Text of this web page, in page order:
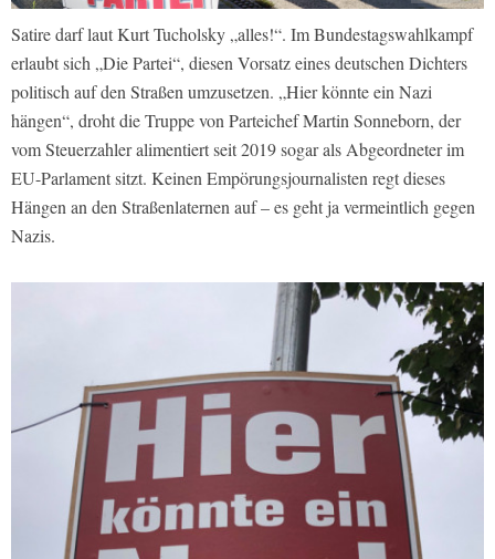
Satire darf laut Kurt Tucholsky „alles!“. Im Bundestagswahlkampf
erlaubt sich „Die Partei“, diesen Vorsatz eines deutschen Dichters
politisch auf den Straßen umzusetzen. „Hier könnte ein Nazi
hängen“, droht die Truppe von Parteichef Martin Sonneborn, der
vom Steuerzahler alimentiert seit 2019 sogar als Abgeordneter im
EU-Parlament sitzt. Keinen Empörungsjournalisten regt dieses
Hängen an den Straßenlaternen auf – es geht ja vermeintlich gegen
Nazis.